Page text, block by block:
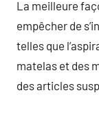
La meilleure
empêcher de
telles que
matelas et des
des articles